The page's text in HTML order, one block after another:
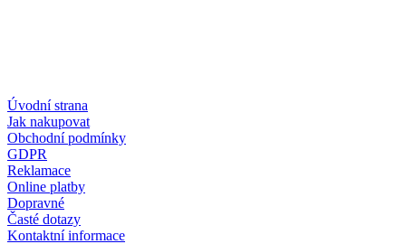
Úvodní strana
Jak nakupovat
Obchodní podmínky
GDPR
Reklamace
Online platby
Dopravné
Časté dotazy
Kontaktní informace